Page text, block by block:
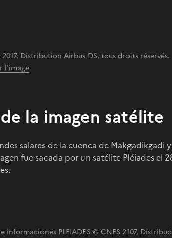
Distribution Airbus DS, tous droits
l'image
la imagen satélite
salares de la cuenca de
fue sacada por un satélite Pléiades el
informaciones PLEIADES © CNES 2107,